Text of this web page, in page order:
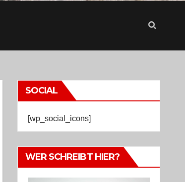
SOCIAL
[wp_social_icons]
WER SCHREIBT HIER?